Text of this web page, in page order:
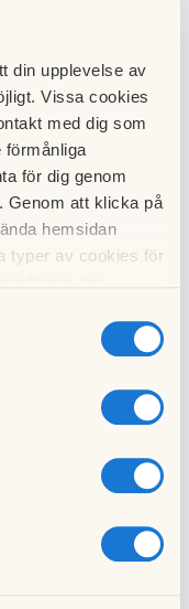
din upplevelse av
Vissa cookies
med dig som
förmånliga
för dig genom
Genom att klicka på
hemsidan
typer av cookies för
Hämta
69 samt
Nästa nyhet